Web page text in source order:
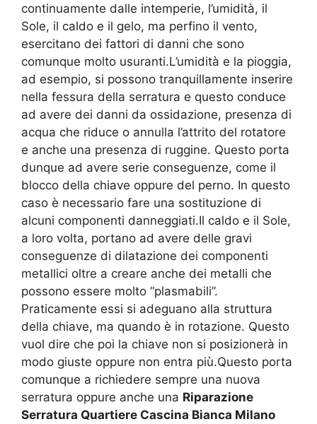
continuamente dalle intemperie, l’umidità, il
Sole, il caldo e il gelo, ma perfino il vento,
esercitano dei fattori di danni che sono
comunque molto usuranti.L’umidità e la pioggia,
ad esempio, si possono tranquillamente inserire
nella fessura della serratura e questo conduce
ad avere dei danni da ossidazione, presenza di
acqua che riduce o annulla l’attrito del rotatore
e anche una presenza di ruggine. Questo porta
dunque ad avere serie conseguenze, come il
blocco della chiave oppure del perno. In questo
caso è necessario fare una sostituzione di
alcuni componenti danneggiati.Il caldo e il Sole,
a loro volta, portano ad avere delle gravi
conseguenze di dilatazione dei componenti
metallici oltre a creare anche dei metalli che
possono essere molto “plasmabili”.
Praticamente essi si adeguano alla struttura
della chiave, ma quando è in rotazione. Questo
vuol dire che poi la chiave non si posizionerà in
modo giuste oppure non entra più.Questo porta
comunque a richiedere sempre una nuova
serratura oppure anche una Riparazione
Serratura Quartiere Cascina Bianca Milano